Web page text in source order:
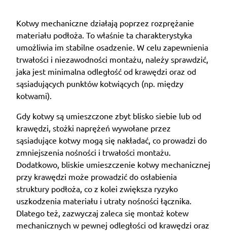
Kotwy mechaniczne działają poprzez rozprężanie
materiału podłoża. To właśnie ta charakterystyka
umożliwia im stabilne osadzenie. W celu zapewnienia
trwałości i niezawodności montażu, należy sprawdzić,
jaka jest minimalna odległość od krawędzi oraz od
sąsiadujących punktów kotwiących (np. między
kotwami).
Gdy kotwy są umieszczone zbyt blisko siebie lub od
krawędzi, stożki naprężeń wywołane przez
sąsiadujące kotwy mogą się nakładać, co prowadzi do
zmniejszenia nośności i trwałości montażu.
Dodatkowo, bliskie umieszczenie kotwy mechanicznej
przy krawędzi może prowadzić do osłabienia
struktury podłoża, co z kolei zwiększa ryzyko
uszkodzenia materiału i utraty nośności łącznika.
Dlatego też, zazwyczaj zaleca się montaż kotew
mechanicznych w pewnej odległości od krawędzi oraz